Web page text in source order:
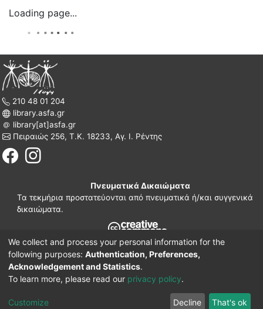
Loading page...
210 48 01 204
library.asfa.gr
library[at]asfa.gr
Πειραιώς 256, Τ.Κ. 18233, Αγ. Ι. Ρέντης
Πνευματικά Δικαιώματα
Τα τεκμήρια προστατεύονται από πνευματικά ή/και συγγενικά
δικαιώματα.
210 38 97 109
www.asfa.gr
Πατησίων 42, Τ.Κ. 10682, Αθήνα
DSpace software Implementation ELiDOC
We collect and process your personal information for the
following purposes: Authentication, Preferences,
Acknowledgement and Statistics.
To learn more, please read our privacy policy.
Customize Decline That's ok